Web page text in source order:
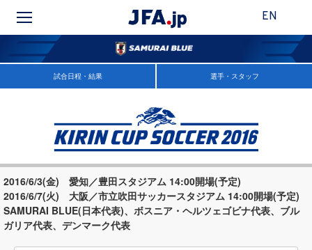
EN
試合日程・結果 選手・スタッフ
2016/6/3(金) 愛知／豊田スタジアム 14:00開場(予定)
2016/6/7(火) 大阪／市立吹田サッカースタジアム 14:00開場(予定)
SAMURAI BLUE(日本代表)、ボスニア・ヘルツェゴビナ代表、ブル
ガリア代表、デンマーク代表